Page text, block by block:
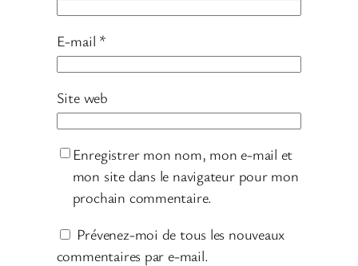
E-mail *
Site web
Enregistrer mon nom, mon e-mail et
mon site dans le navigateur pour mon
prochain commentaire.
Prévenez-moi de tous les nouveaux
commentaires par e-mail.